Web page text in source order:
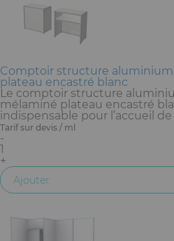
Comptoir structure
plateau encastré blanc
Le comptoir structure
mélaminé plateau encastré
indispensable pour l’accueil
Tarif sur devis / ml
-
1
+
Ajouter